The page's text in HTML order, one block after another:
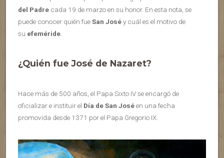
del Padre cada 19 de marzo en su honor. En esta nota, se
puede conocer quién fueSan Joséy cuál es el motivo de
su efeméride
¿Quién fue José de Nazaret?
Hace más de 500 años, el Papa Sixto IV se encargó de
oficializar e instituir el Día de San Joséen una fecha
promovida desde 1371 por el Papa Gregorio IX.